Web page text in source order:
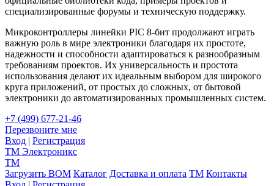
специализированные форумы и техническую поддержку.
Микроконтроллеры линейки PIC 8-бит продолжают играть
важную роль в мире электроники благодаря их простоте,
надежности и способности адаптироваться к разнообразным
требованиям проектов. Их универсальность и простота
использования делают их идеальным выбором для широкого
круга приложений, от простых до сложных, от бытовой
электроники до автоматизированных промышленных систем.
+7 (499) 677-21-46
Перезвоните мне
Вход | Регистрация
TM Электроникс
TM
Загрузить BOM Каталог Доставка и оплата TM Контакты